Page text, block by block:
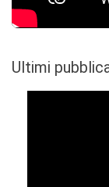
Ultimi